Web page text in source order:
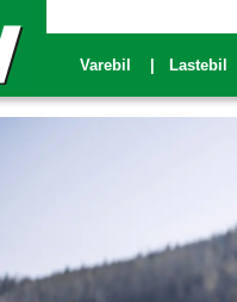
Varebil Lastebil